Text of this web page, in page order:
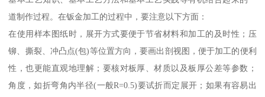
道制作过程。在钣金加工的过程中，要注意以下方面：
在使用样本图纸时，展开方式要便于节省材料和加工的及时性；压
铆、撕裂、冲凸点(包)等位置方向，要画出剖视图，便于加工的便利
性，也更能直观地理解；要核对板厚、材质以及板厚公差等参数；
角度，如折弯角内半径(一般R=0.5)要试折而定展开；如果有容易出